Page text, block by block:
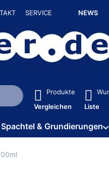
SERVICE NEWS
erste Ergebnisse.
Produkte
Vergleichen
Liste
Spachtel & Grundierungen